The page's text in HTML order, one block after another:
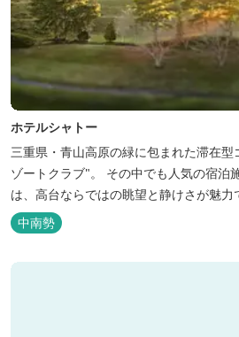
ホテルシャトー
三重県・青山高原の緑に包まれた滞在型
ゾートクラブ"。 その中でも人気の宿泊施設「ホテルシャトー」
は、高台ならではの眺望と静けさが魅力
から4〜6名で泊まれる和洋室まで幅広く
選べます。 天然温泉の大浴場・露天風呂、ロウリュ式サウナで体を
整えた後は、和食や焼肉など、気分で選
中南勢